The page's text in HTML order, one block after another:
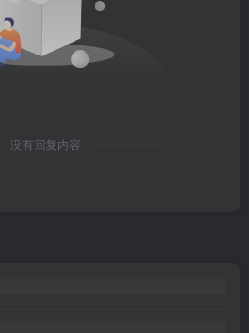
没有回复内容